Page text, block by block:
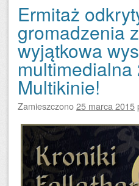
Zobacz wpisy
Ermitaż
gromadzenia
wyjątkowa
Multikinie!
Zamieszczono25 marca 2015